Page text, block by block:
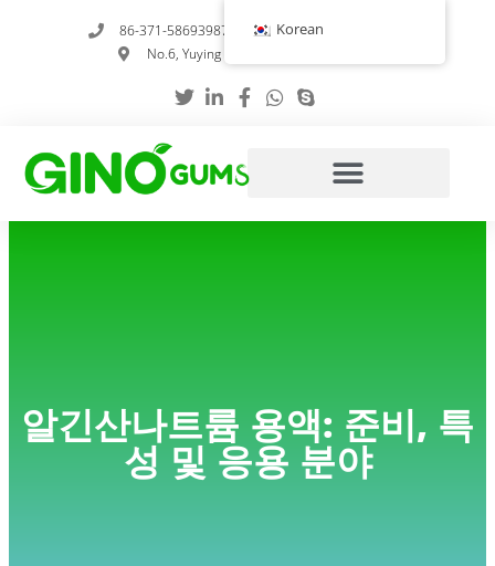
86-371-58693987
info@gumstabilizer.com
No.6, Yuying Road, 정저우, 허난성, 중국
알긴산나트륨 용액: 준비, 특
성 및 응용 분야
Korean